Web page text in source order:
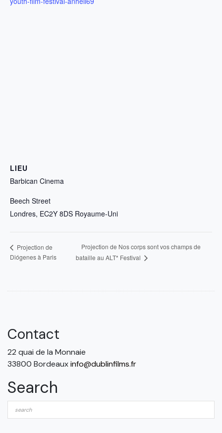
LIEU
Barbican Cinema
Beech Street
Londres, EC2Y 8DS Royaume-Uni
Projection de
Diógenes à Paris
Projection de Nos corps sont vos champs de
bataille au ALT* Festival
Contact
22 quai de la Monnaie
33800 Bordeauxinfo@dublinfilms.fr
Search